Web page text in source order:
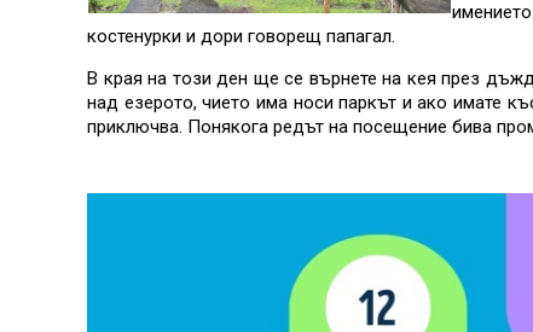
костенурки и дори говорещ папагал.
В края на този ден ще се върнете на кея през
над езерото, чието има носи паркът и ако имате
приключва. Понякога редът на посещение бива